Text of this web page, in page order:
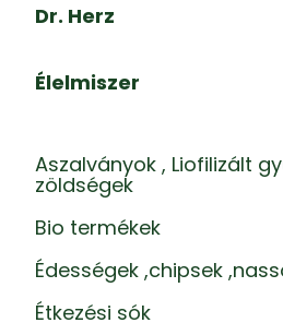
Dr. Herz
Élelmiszer
Aszalványok , Liofilizált
zöldségek
Bio termékek
Édességek ,chipsek
Étkezési sók